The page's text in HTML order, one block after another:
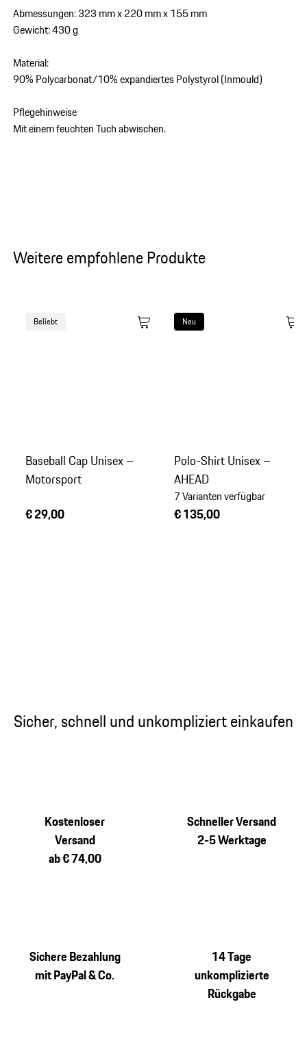
Abmessungen: 323 mm x 220 mm x 155 mm
Gewicht: 430 g
Material:
90% Polycarbonat/10% expandiertes Polystyrol (Inmould)
Pflegehinweise
Mit einem feuchten Tuch abwischen.
Weitere empfohlene Produkte
Beliebt
Baseball Cap Unisex –
Motorsport
€ 29,00
Neu
Polo-Shirt Unisex –
AHEAD
7 Varianten verfügbar
€ 135,00
Sicher, schnell und unkompliziert einkaufen
Kostenloser
Versand
ab € 74,00
Schneller Versand
2-5 Werktage
Sichere Bezahlung
mit PayPal & Co.
14 Tage
unkomplizierte
Rückgabe